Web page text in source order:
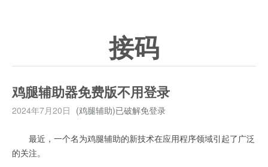
接码
鸡腿辅助器免费版不用登录
2024年7月20日 (鸡腿辅助)已破解免登录
最近，一个名为鸡腿辅助的新技术在应用程序领域引起了广泛
的关注。